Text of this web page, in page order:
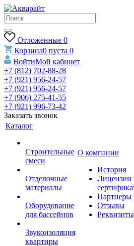
Отложенные 0
Корзина0 пуста 0
ВойтиМой кабинет
+7 (812) 702-88-28
+7 (921) 956-24-57
+7 (921) 956-24-57
+7 (906) 275-41-55
+7 (921) 996-73-42
Заказать звонок
Каталог
Строительные
смеси
Отделочные
материалы
Оборудование
для бассейнов
Звукоизоляция
квартиры
О компании
История
Лицензии
Партнеры
Отзывы
Реквизиты